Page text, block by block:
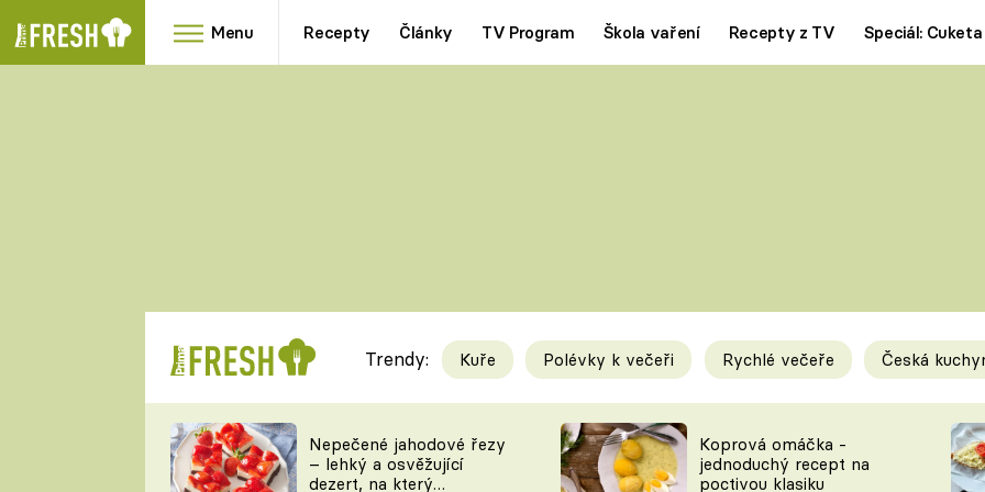
Menu Recepty Články TV Program Škola vaření Recepty z TV Speciál: Cuketa
RYCHLOVKY
Videorecepty
TEĎ VAŘÍ ŠÉF!
Tipy a triky
KAM ZA JÍDLEM
Trendy: Kuře Polévky k večeři Rychlé večeře Česká
Nepečené jahodové řezy
– lehký a osvěžující
dezert, na který
Koprová omáčka -
jednoduchý recept na
poctivou klasiku